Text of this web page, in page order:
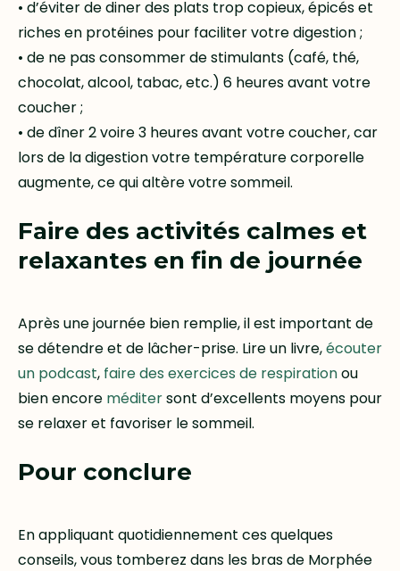
• d’éviter de diner des plats trop copieux, épicés et
riches en protéines pour faciliter votre digestion ;
• de ne pas consommer de stimulants (café, thé,
chocolat, alcool, tabac, etc.) 6 heures avant votre
coucher ;
• de dîner 2 voire 3 heures avant votre coucher, car
lors de la digestion votre température corporelle
augmente, ce qui altère votre sommeil.
Faire des activités calmes et
relaxantes en fin de journée
Après une journée bien remplie, il est important de
se détendre et de lâcher-prise. Lire un livre,écouter
un podcast, faire des exercices de respirationou
bien encore méditersont d’excellents moyens pour
se relaxer et favoriser le sommeil.
Pour conclure
En appliquant quotidiennement ces quelques
conseils, vous tomberez dans les bras de Morphée